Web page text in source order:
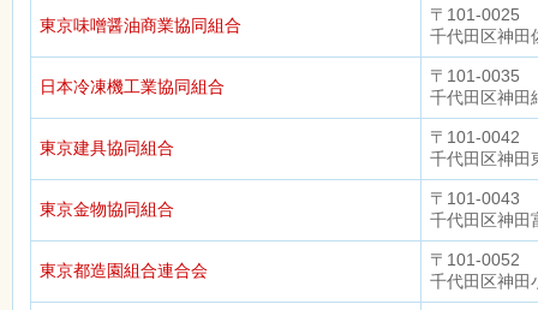
東京味噌醤油商業協同組合
〒101-0025
千代田区神
日本冷凍機工業協同組合
〒101-0035
千代田区神
東京建具協同組合
〒101-0042
千代田区神田
東京金物協同組合
〒101-0043
千代田区神
東京都造園組合連合会
〒101-0052
千代田区神